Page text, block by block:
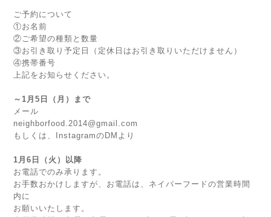
ご予約について
①お名前
②ご希望の種類と数量
③お引き取り予定日（定休日はお引き取りいただけません）
④携帯番号
上記をお知らせください。
～1月5日（月）まで
メール
neighborfood.2014@gmail.com
もしくは、InstagramのDMより
1月6日（火）以降
お電話でのみ承ります。
お手数おかけしますが、お電話は、ネイバーフードの営業時間
内に
お願いいたします。